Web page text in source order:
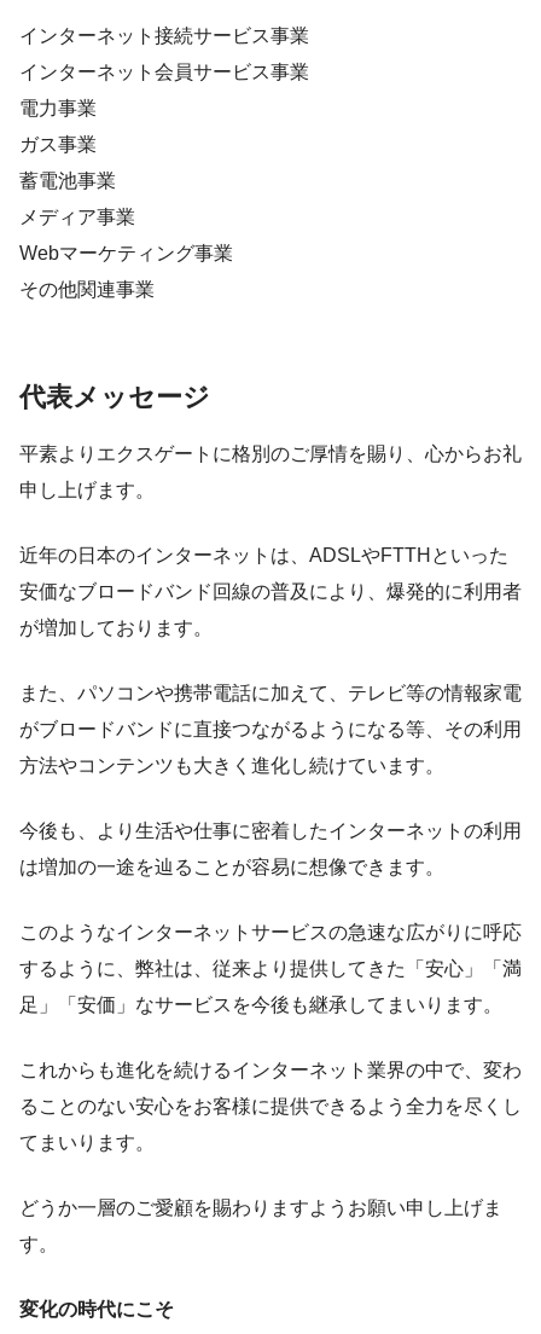
インターネット接続サービス事業
インターネット会員サービス事業
電力事業
ガス事業
蓄電池事業
メディア事業
Webマーケティング事業
その他関連事業
代表メッセージ
平素よりエクスゲートに格別のご厚情を賜り、心からお礼
申し上げます。
近年の日本のインターネットは、ADSLやFTTHといった
安価なブロードバンド回線の普及により、爆発的に利用者
が増加しております。
また、パソコンや携帯電話に加えて、テレビ等の情報家電
がブロードバンドに直接つながるようになる等、その利用
方法やコンテンツも大きく進化し続けています。
今後も、より生活や仕事に密着したインターネットの利用
は増加の一途を辿ることが容易に想像できます。
このようなインターネットサービスの急速な広がりに呼応
するように、弊社は、従来より提供してきた「安心」「満
足」「安価」なサービスを今後も継承してまいります。
これからも進化を続けるインターネット業界の中で、変わ
ることのない安心をお客様に提供できるよう全力を尽くし
てまいります。
どうか一層のご愛顧を賜わりますようお願い申し上げま
す。
変化の時代にこそ